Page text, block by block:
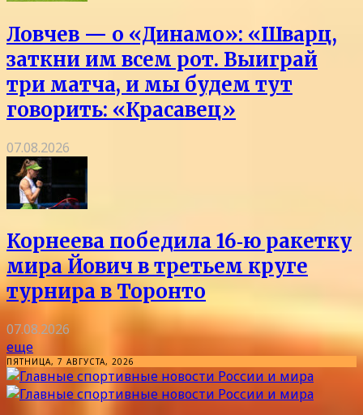
Ловчев — о «Динамо»: «Шварц,
заткни им всем рот. Выиграй
три матча, и мы будем тут
говорить: «Красавец»
07.08.2026
Корнеева победила 16‑ю ракетку
мира Йович в третьем круге
турнира в Торонто
07.08.2026
еще
ПЯТНИЦА, 7 АВГУСТА, 2026